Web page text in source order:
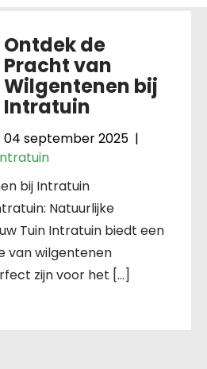
Ontdek de
Pracht van
Wilgentenen bij
Intratuin
04 september 2025 |
bij Intratuin
Natuurlijke
Tuin Intratuin biedt een
van wilgentenen
zijn voor het […]